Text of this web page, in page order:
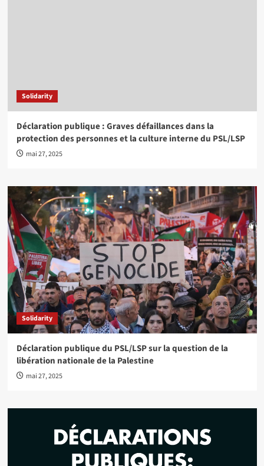
Solidarity
Déclaration publique : Graves défaillances dans la
protection des personnes et la culture interne du PSL/LSP
mai 27, 2025
Solidarity
Déclaration publique du PSL/LSP sur la question de la
libération nationale de la Palestine
mai 27, 2025